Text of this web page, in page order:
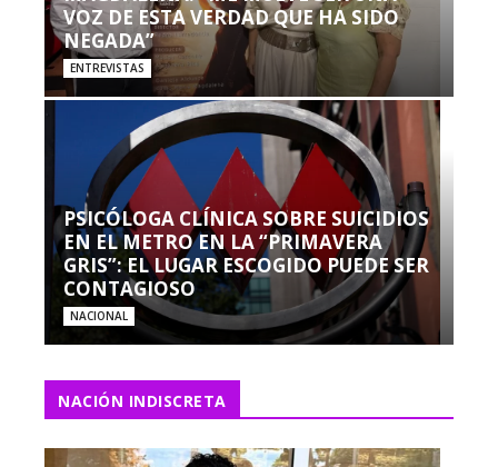
VOZ DE ESTA VERDAD QUE HA SIDO
NEGADA”
ENTREVISTAS
PSICÓLOGA CLÍNICA SOBRE SUICIDIOS
EN EL METRO EN LA “PRIMAVERA
GRIS”: EL LUGAR ESCOGIDO PUEDE SER
CONTAGIOSO
NACIONAL
NACIÓN INDISCRETA